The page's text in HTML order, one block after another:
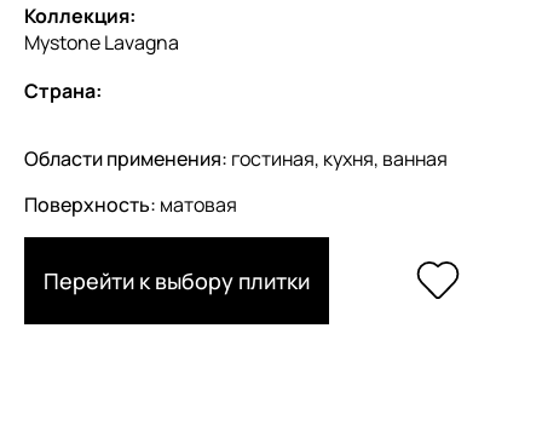
Коллекция:
Mystone Lavagna
Страна:
Области применения: гостиная, кухня, ванная
Поверхность: матовая
Перейти к выбору плитки